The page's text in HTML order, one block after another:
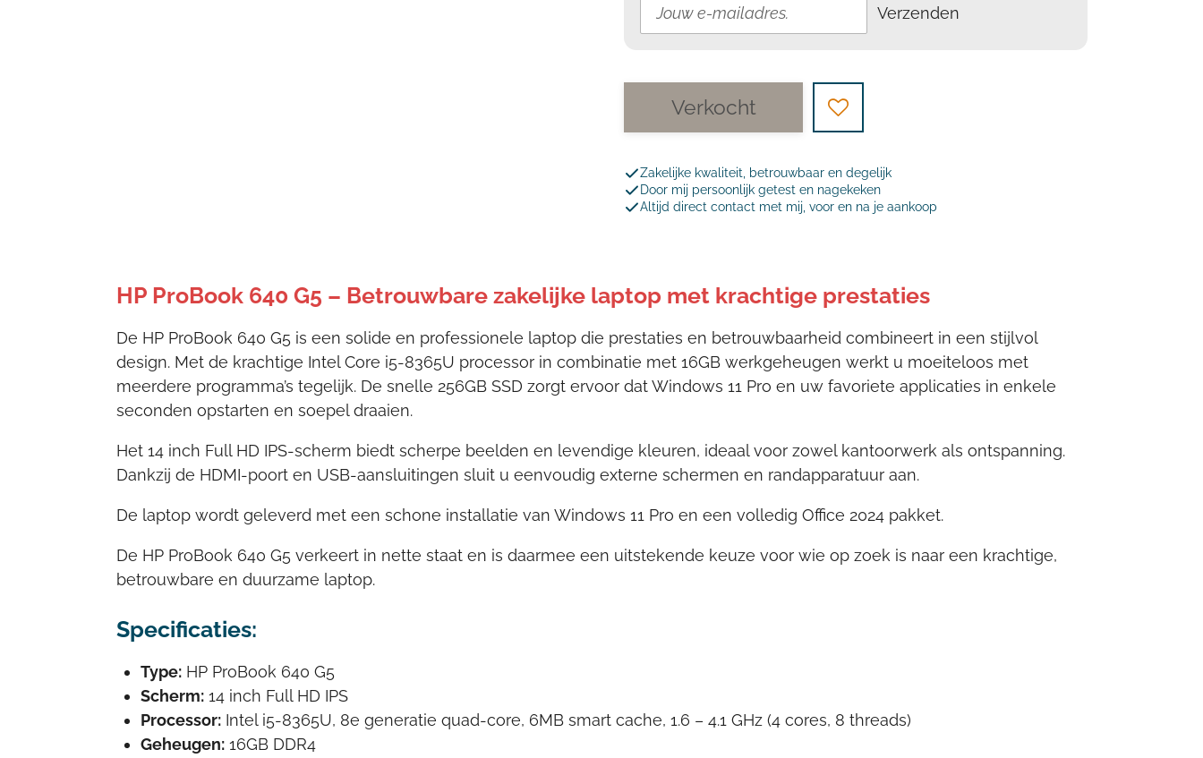
Verzenden
Verkocht
Zakelijke kwaliteit, betrouwbaar en degelijk
Door mij persoonlijk getest en nagekeken
Altijd direct contact met mij, voor en na je aankoop
HP ProBook 640 G5 – Betrouwbare zakelijke laptop met krachtige prestaties
De HP ProBook 640 G5 is een solide en professionele laptop die prestaties en betrouwbaarheid combineert in een stijlvol
design. Met de krachtige Intel Core i5-8365U processor in combinatie met 16GB werkgeheugen werkt u moeiteloos met
meerdere programma’s tegelijk. De snelle 256GB SSD zorgt ervoor dat Windows 11 Pro en uw favoriete applicaties in enkele
seconden opstarten en soepel draaien.
Het 14 inch Full HD IPS-scherm biedt scherpe beelden en levendige kleuren, ideaal voor zowel kantoorwerk als ontspanning.
Dankzij de HDMI-poort en USB-aansluitingen sluit u eenvoudig externe schermen en randapparatuur aan.
De laptop wordt geleverd met een schone installatie van Windows 11 Pro en een volledig Office 2024 pakket.
De HP ProBook 640 G5 verkeert in nette staat en is daarmee een uitstekende keuze voor wie op zoek is naar een krachtige,
betrouwbare en duurzame laptop.
Specificaties:
Type:HP ProBook 640 G5
Scherm:14 inch Full HD IPS
Processor:Intel i5-8365U, 8e generatie quad-core, 6MB smart cache, 1.6 – 4.1 GHz (4 cores, 8 threads)
Geheugen:16GB DDR4